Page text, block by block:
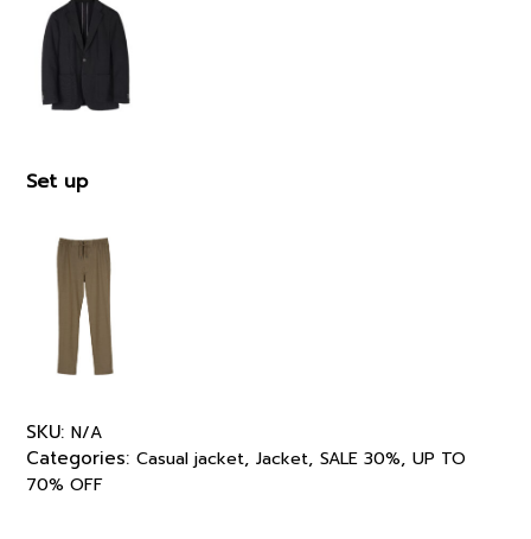
Set up
SKU: N/A
Categories: Casual jacket, Jacket, SALE 30%, UP TO
70% OFF